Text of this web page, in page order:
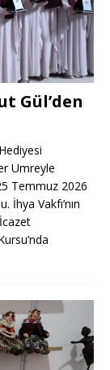
Gül’den
Umreyle
Temmuz 2026
Vakfı’nın